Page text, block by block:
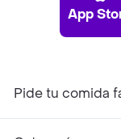
App
Pide tu comida